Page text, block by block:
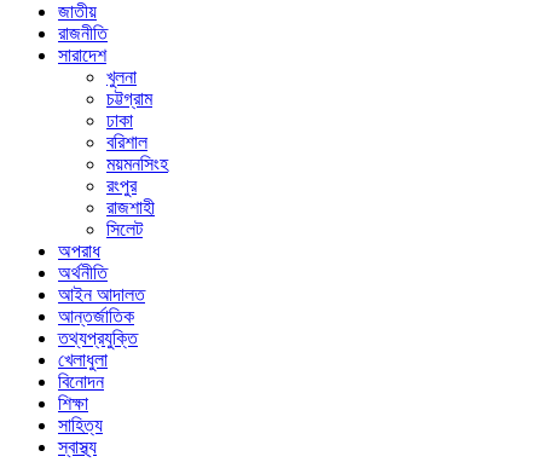
জাতীয়
রাজনীতি
সারাদেশ
খুলনা
চট্টগ্রাম
ঢাকা
বরিশাল
ময়মনসিংহ
রংপুর
রাজশাহী
সিলেট
অপরাধ
অর্থনীতি
আইন আদালত
আন্তর্জাতিক
তথ্যপ্রযুক্তি
খেলাধুলা
বিনোদন
শিক্ষা
সাহিত্য
স্বাস্থ্য